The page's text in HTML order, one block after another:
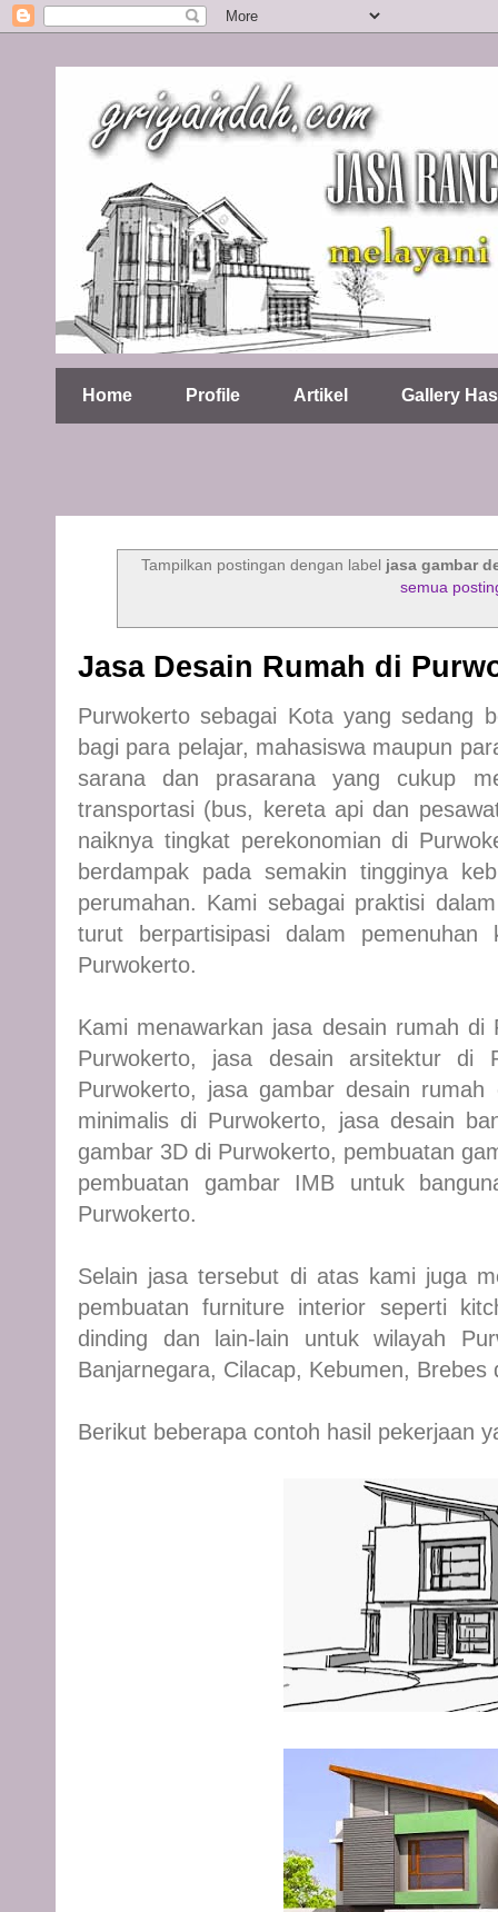
Home Profile Artikel Gallery
Tampilkan postingan dengan label jasa gambar
semua
Jasa Desain Rumah di
Purwokerto sebagai Kota yang sedang
bagi para pelajar, mahasiswa maupun
sarana dan prasarana yang cukup
transportasi (bus, kereta api dan
naiknya tingkat perekonomian di
berdampak pada semakin tingginya
perumahan. Kami sebagai praktisi
turut berpartisipasi dalam
Purwokerto.
Kami menawarkan jasa desain rumah
Purwokerto, jasa desain arsitektur di
Purwokerto, jasa gambar desain
minimalis di Purwokerto, jasa desain
gambar 3D di Purwokerto, pembuatan
pembuatan gambar IMB untuk
Purwokerto.
Selain jasa tersebut di atas kami juga
pembuatan furniture interior seperti
dinding dan lain-lain untuk wilayah
Banjarnegara, Cilacap, Kebumen, Brebes
Berikut beberapa contoh hasil pekerjaan